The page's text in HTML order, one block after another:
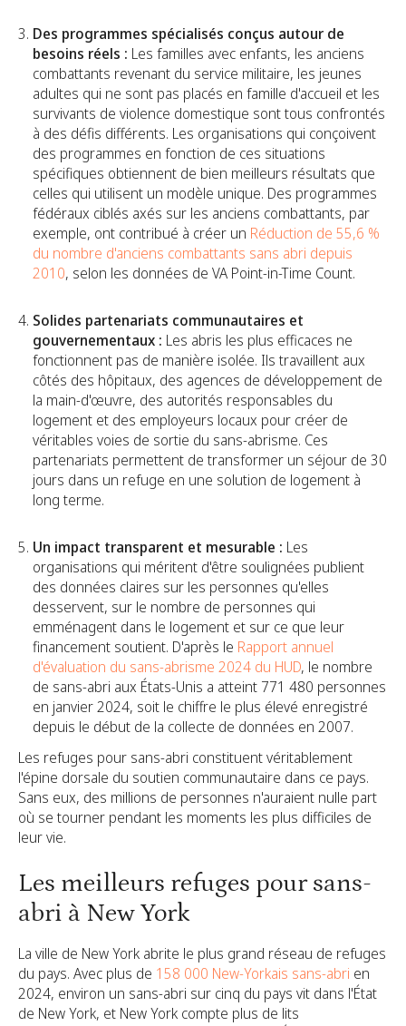
Des programmes spécialisés conçus autour de
besoins réels : Les familles avec enfants, les anciens
combattants revenant du service militaire, les jeunes
adultes qui ne sont pas placés en famille d'accueil et les
survivants de violence domestique sont tous confrontés
à des défis différents. Les organisations qui conçoivent
des programmes en fonction de ces situations
spécifiques obtiennent de bien meilleurs résultats que
celles qui utilisent un modèle unique. Des programmes
fédéraux ciblés axés sur les anciens combattants, par
exemple, ont contribué à créer un Réduction de 55,6 %
du nombre d'anciens combattants sans abri depuis
2010, selon les données de VA Point-in-Time Count.
Solides partenariats communautaires et
gouvernementaux : Les abris les plus efficaces ne
fonctionnent pas de manière isolée. Ils travaillent aux
côtés des hôpitaux, des agences de développement de
la main-d'œuvre, des autorités responsables du
logement et des employeurs locaux pour créer de
véritables voies de sortie du sans-abrisme. Ces
partenariats permettent de transformer un séjour de 30
jours dans un refuge en une solution de logement à
long terme.
Un impact transparent et mesurable : Les
organisations qui méritent d'être soulignées publient
des données claires sur les personnes qu'elles
desservent, sur le nombre de personnes qui
emménagent dans le logement et sur ce que leur
financement soutient. D'après le Rapport annuel
d'évaluation du sans-abrisme 2024 du HUD, le nombre
de sans-abri aux États-Unis a atteint 771 480 personnes
en janvier 2024, soit le chiffre le plus élevé enregistré
depuis le début de la collecte de données en 2007.
Les refuges pour sans-abri constituent véritablement
l'épine dorsale du soutien communautaire dans ce pays.
Sans eux, des millions de personnes n'auraient nulle part
où se tourner pendant les moments les plus difficiles de
leur vie.
Les meilleurs refuges pour sans-
abri à New York
La ville de New York abrite le plus grand réseau de refuges
du pays. Avec plus de 158 000 New-Yorkais sans-abri en
2024, environ un sans-abri sur cinq du pays vit dans l'État
de New York, et New York compte plus de lits